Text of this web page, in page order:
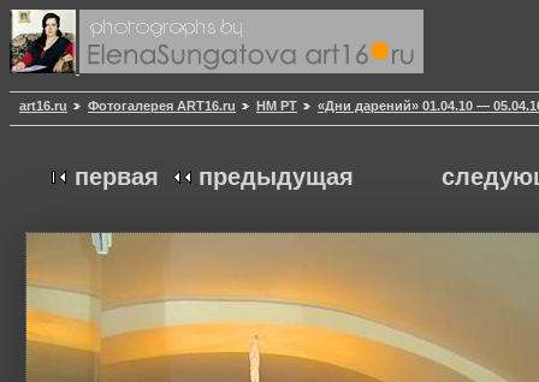
art16.ru Фотогалерея ART16.ru НМ РТ «Дни дарений» 01.04.10 —
первая предыдущая